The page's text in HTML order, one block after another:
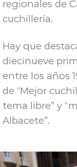
regionales de
cuchillería.
Hay que
diecinueve
entre los años
de “Mejor
tema libre” y
Albacete”.